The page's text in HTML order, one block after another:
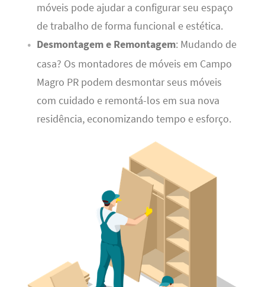
móveis pode ajudar a configurar seu espaço
de trabalho de forma funcional e estética.
Desmontagem e Remontagem: Mudando de
casa? Os montadores de móveis em Campo
Magro PR podem desmontar seus móveis
com cuidado e remontá-los em sua nova
residência, economizando tempo e esforço.